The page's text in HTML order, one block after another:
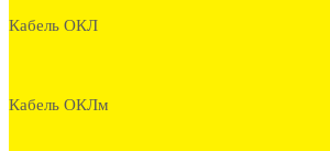
Кабель ОКЛ
Кабель ОКЛм